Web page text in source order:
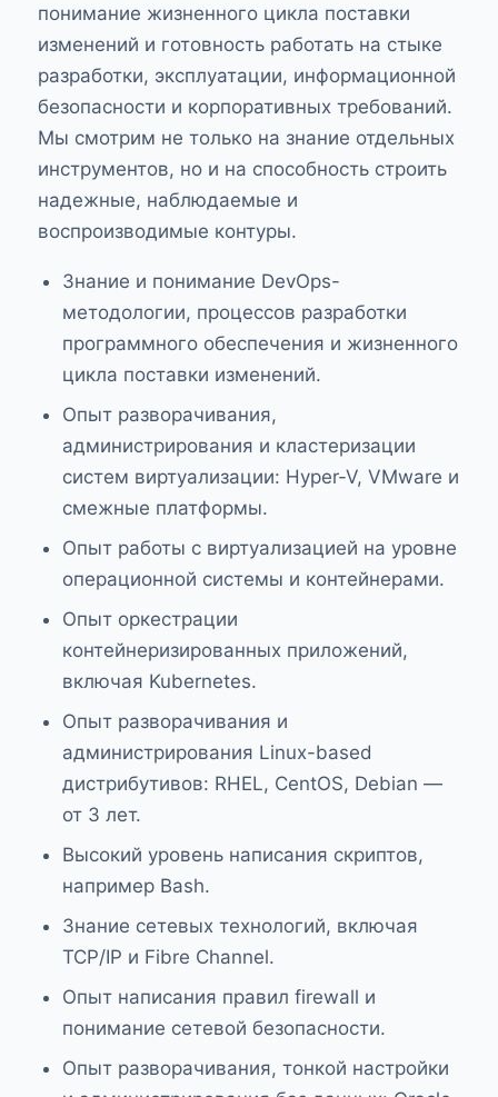
понимание жизненного цикла поставки
изменений и готовность работать на стыке
разработки, эксплуатации, информационной
безопасности и корпоративных требований.
Мы смотрим не только на знание отдельных
инструментов, но и на способность строить
надежные, наблюдаемые и
воспроизводимые контуры.
Знание и понимание DevOps-
методологии, процессов разработки
программного обеспечения и жизненного
цикла поставки изменений.
Опыт разворачивания,
администрирования и кластеризации
систем виртуализации: Hyper-V, VMware и
смежные платформы.
Опыт работы с виртуализацией на уровне
операционной системы и контейнерами.
Опыт оркестрации
контейнеризированных приложений,
включая Kubernetes.
Опыт разворачивания и
администрирования Linux-based
дистрибутивов: RHEL, CentOS, Debian —
от 3 лет.
Высокий уровень написания скриптов,
например Bash.
Знание сетевых технологий, включая
TCP/IP и Fibre Channel.
Опыт написания правил firewall и
понимание сетевой безопасности.
Опыт разворачивания, тонкой настройки